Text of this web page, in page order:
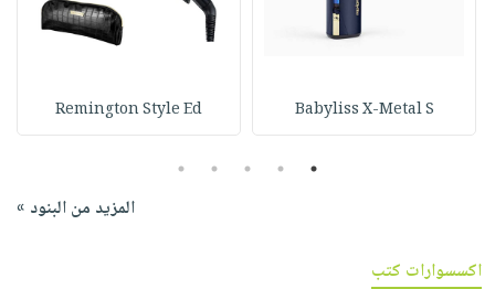
Babyliss X-Metal S
Remington Style Ed
1
2
3
4
5
المزيد من البنود »
اكسسوارات كتب